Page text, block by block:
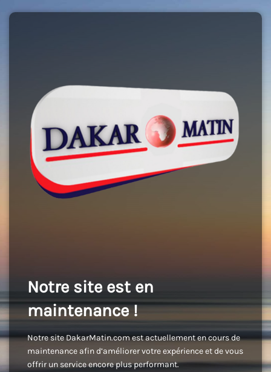
Notre site est en
maintenance !
Notre site DakarMatin.com est actuellement en cours de
maintenance afin d’améliorer votre expérience et de vous
offrir un service encore plus performant.